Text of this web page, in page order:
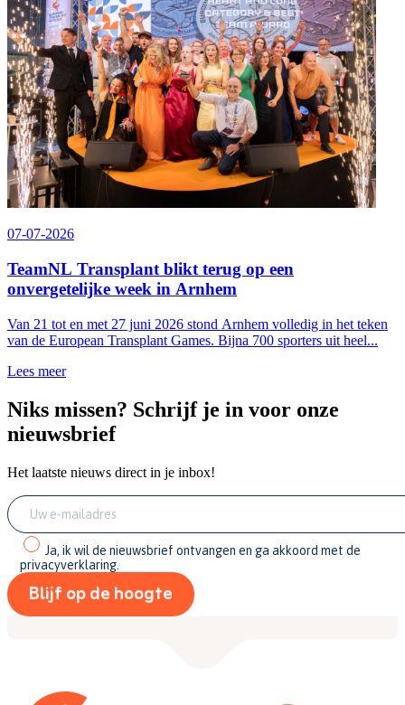
07-07-2026
TeamNL Transplant blikt terug op een
onvergetelijke week in Arnhem
Van 21 tot en met 27 juni 2026 stond Arnhem volledig in het teken
van de European Transplant Games. Bijna 700 sporters uit heel...
Lees meer
Niks missen? Schrijf je in voor onze
nieuwsbrief
Het laatste nieuws direct in je inbox!
Ja, ik wil de nieuwsbrief ontvangen en ga akkoord met de
privacyverklaring.